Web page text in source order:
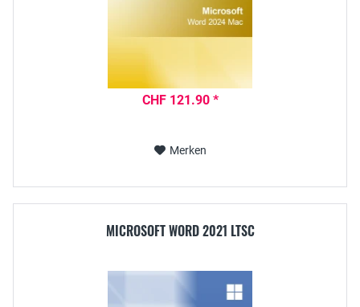
CHF 121.90 *
Merken
MICROSOFT WORD 2021 LTSC